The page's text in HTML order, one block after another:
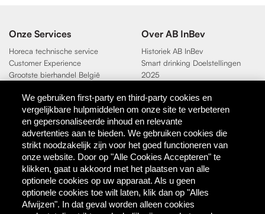
Onze Services
Horeca technische service
Customer Experience
Grootste bierhandel België
Over AB InBev
Historiek AB InBev
Smart drinking Doelstellingen
2025
Contact
AB InBev
Direct Contact
Tools & Partners
Downloadcentrum
TaDa - digitale coupons
We gebruiken first-party en third-party cookies en
vergelijkbare hulpmiddelen om onze site te verbeteren
en gepersonaliseerde inhoud en relevante
advertenties aan te bieden. We gebruiken cookies die
strikt noodzakelijk zijn voor het goed functioneren van
onze website. Door op "Alle Cookies Accepteren" te
klikken, gaat u akkoord met het plaatsen van alle
optionele cookies op uw apparaat. Als u geen
optionele cookies toe wilt laten, klik dan op "Alles
Afwijzen". In dat geval worden alleen cookies